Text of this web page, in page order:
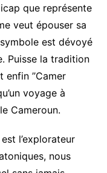
que représente
veut épouser sa
est dévoyé
Puisse la tradition
’’Camer
voyage à
Cameroun.
l’explorateur
nous